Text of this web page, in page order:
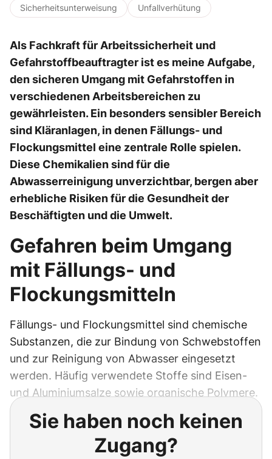
Sicherheitsunterweisung
Unfallverhütung
Als Fachkraft für Arbeitssicherheit und
Gefahrstoffbeauftragter ist es meine Aufgabe,
den sicheren Umgang mit Gefahrstoffen in
verschiedenen Arbeitsbereichen zu
gewährleisten. Ein besonders sensibler Bereich
sind Kläranlagen, in denen Fällungs- und
Flockungsmittel eine zentrale Rolle spielen.
Diese Chemikalien sind für die
Abwasserreinigung unverzichtbar, bergen aber
erhebliche Risiken für die Gesundheit der
Beschäftigten und die Umwelt.
Gefahren beim Umgang
mit Fällungs- und
Flockungsmitteln
Fällungs- und Flockungsmittel sind chemische
Substanzen, die zur Bindung von Schwebstoffen
und zur Reinigung von Abwasser eingesetzt
werden. Häufig verwendete Stoffe sind Eisen-
und Aluminiumsalze sowie organische Polymere.
Sie haben noch keinen
Zugang?